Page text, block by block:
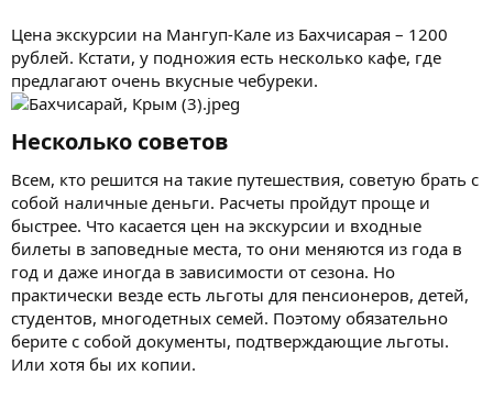
Цена экскурсии на Мангуп-Кале из Бахчисарая – 1200
рублей. Кстати, у подножия есть несколько кафе, где
предлагают очень вкусные чебуреки.
Несколько советов​
Всем, кто решится на такие путешествия, советую брать с
собой наличные деньги. Расчеты пройдут проще и
быстрее. Что касается цен на экскурсии и входные
билеты в заповедные места, то они меняются из года в
год и даже иногда в зависимости от сезона. Но
практически везде есть льготы для пенсионеров, детей,
студентов, многодетных семей. Поэтому обязательно
берите с собой документы, подтверждающие льготы.
Или хотя бы их копии.